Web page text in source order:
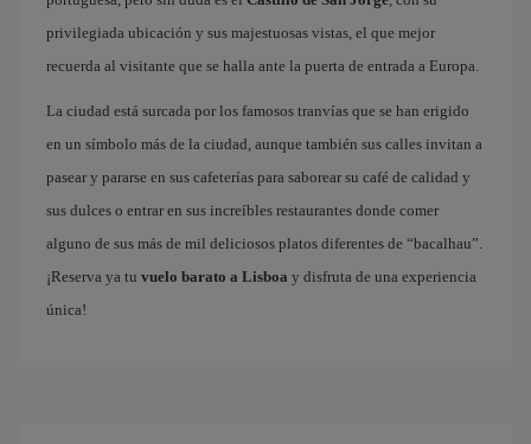
privilegiada ubicación y sus majestuosas vistas, el que mejor
recuerda al visitante que se halla ante la puerta de entrada a Europa.
La ciudad está surcada por los famosos tranvías que se han erigido
en un símbolo más de la ciudad, aunque también sus calles invitan a
pasear y pararse en sus cafeterías para saborear su café de calidad y
sus dulces o entrar en sus increíbles restaurantes donde comer
alguno de sus más de mil deliciosos platos diferentes de “bacalhau”.
¡Reserva ya tu vuelo barato a Lisboa y disfruta de una experiencia
única!